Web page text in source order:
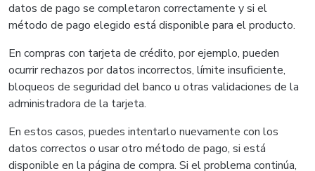
datos de pago se completaron correctamente y si el
método de pago elegido está disponible para el producto.
En compras con tarjeta de crédito, por ejemplo, pueden
ocurrir rechazos por datos incorrectos, límite insuficiente,
bloqueos de seguridad del banco u otras validaciones de la
administradora de la tarjeta.
En estos casos, puedes intentarlo nuevamente con los
datos correctos o usar otro método de pago, si está
disponible en la página de compra. Si el problema continúa,